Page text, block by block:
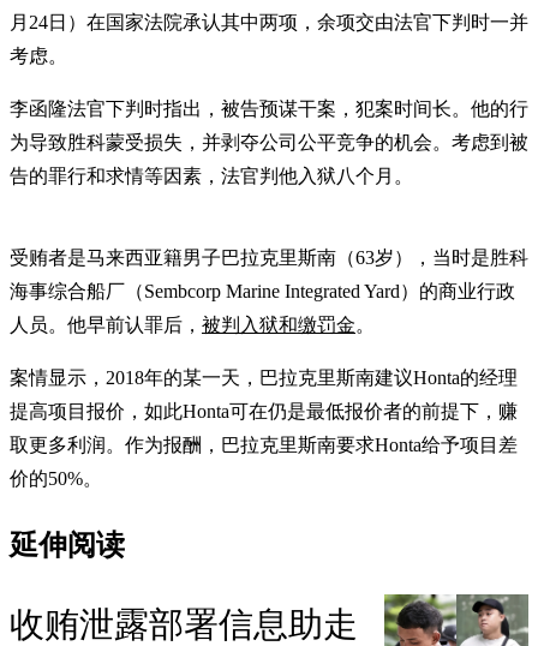
月24日）在国家法院承认其中两项，余项交由法官下判时一并
考虑。
李函隆法官下判时指出，被告预谋干案，犯案时间长。他的行
为导致胜科蒙受损失，并剥夺公司公平竞争的机会。考虑到被
告的罪行和求情等因素，法官判他入狱八个月。
受贿者是马来西亚籍男子巴拉克里斯南（63岁），当时是胜科
海事综合船厂（Sembcorp Marine Integrated Yard）的商业行政
人员。他早前认罪后， 被判入狱和缴罚金。
案情显示，2018年的某一天，巴拉克里斯南建议Honta的经理
提高项目报价，如此Honta可在仍是最低报价者的前提下，赚
取更多利润。作为报酬，巴拉克里斯南要求Honta给予项目差
价的50%。
延伸阅读
收贿泄露部署信息助走